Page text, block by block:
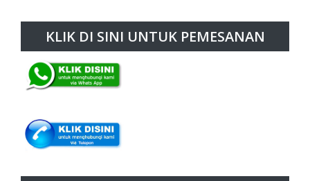
KLIK DI SINI UNTUK PEMESANAN